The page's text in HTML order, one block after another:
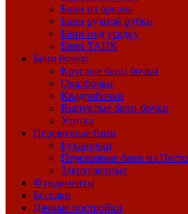
Бани из бревна
Бани ручной рубки
Бани под усадку
Бани ТАНК
Бани бочки
Круглые бани бочки
Овалбочки
Квадробочки
Выпуклые бани-бочки
Улитка
Перевозные бани
Буханочки
Перевозные бани из
Закругленные
Фундаменты
Беседки
Дачные постройки